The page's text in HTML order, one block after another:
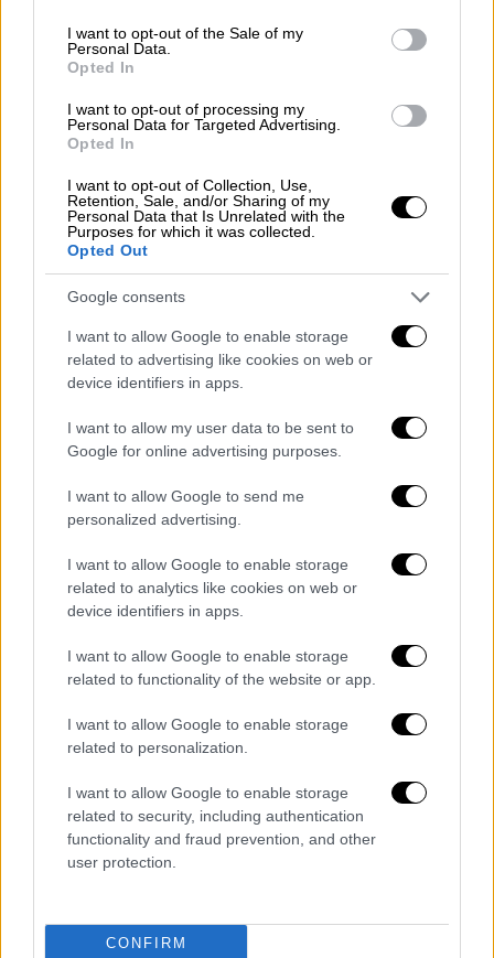
consent section.
I want to opt-out of the Sale of my
Personal Data.
Opted In
I want to opt-out of processing my
Personal Data for Targeted Advertising.
Opted In
I want to opt-out of Collection, Use,
Retention, Sale, and/or Sharing of my
Personal Data that Is Unrelated with the
Purposes for which it was collected.
Opted Out
Google consents
I want to allow Google to enable storage
related to advertising like cookies on web or
device identifiers in apps.
I want to allow my user data to be sent to
Google for online advertising purposes.
I want to allow Google to send me
personalized advertising.
I want to allow Google to enable storage
related to analytics like cookies on web or
device identifiers in apps.
I want to allow Google to enable storage
related to functionality of the website or app.
I want to allow Google to enable storage
related to personalization.
I want to allow Google to enable storage
related to security, including authentication
functionality and fraud prevention, and other
user protection.
CONFIRM
video
Σύμφωνα με τοpelop.gr, περίπου10 με 15
άτομα στοιβάχτηκαν
πάνω στη σκάλα η
οποία υποχώρησε. Οι επιβαίνοντες
κατέρρευσαν, με τρεις από αυτούς να
μεταφέρονται στο νοσοκομείο
View this post on Instagram